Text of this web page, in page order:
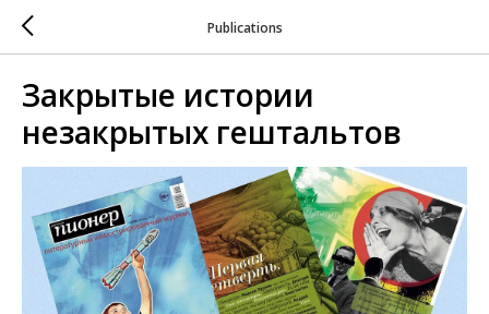
Publications
Закрытые истории
незакрытых гештальтов